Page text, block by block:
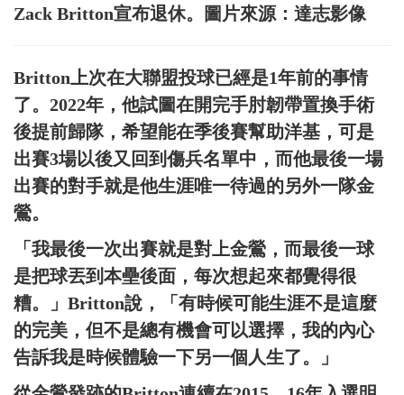
Zack Britton宣布退休。圖片來源：達志影像
Britton上次在大聯盟投球已經是1年前的事情
了。2022年，他試圖在開完手肘韌帶置換手術
後提前歸隊，希望能在季後賽幫助洋基，可是
出賽3場以後又回到傷兵名單中，而他最後一場
出賽的對手就是他生涯唯一待過的另外一隊金
鶯。
「我最後一次出賽就是對上金鶯，而最後一球
是把球丟到本壘後面，每次想起來都覺得很
糟。」Britton說，「有時候可能生涯不是這麼
的完美，但不是總有機會可以選擇，我的內心
告訴我是時候體驗一下另一個人生了。」